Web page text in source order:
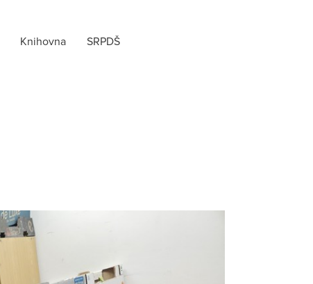
Knihovna SRPDŠ